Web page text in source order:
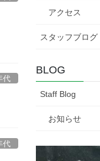
代
代
アクセス
スタッフブログ
BLOG
Staff Blog
お知らせ